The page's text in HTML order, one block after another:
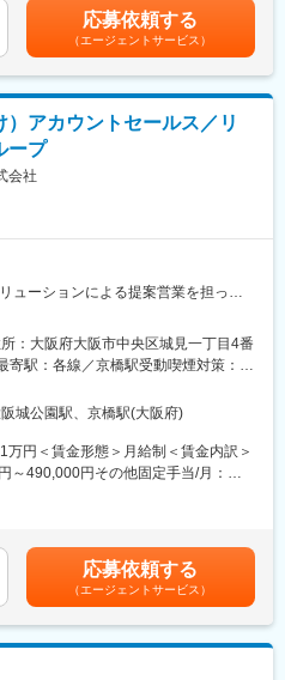
長→支社長
ルとして公共・自治体向けの営業を
献性の高い仕事に携わることができ
務
異なりますが、年間２～５億規模の
発、財務会計システム、クラウド基
トワーク、セキュリティ等
様「電子申請システム」、国立研究
雇用支援機構様「財務会計システ
。
たな国策投資が活発で、今後も成長
献できる、公共性の高さと大規模案
りがいを実感できる。
積極的に活用するなど、新技術の導
ら、新たな商材・サービスの創出に
。
と、長年培ってきたITノウハウ
値創造モデル「BluStellar」）を活
935.2万円 ～担当(リーダー候補)・主
賞与：年2回マネージャー 昇給：
くまでも目安の金額であり、選考を
ます。月給(月額)は固定手当を含めた
応募依頼する
（エージェントサービス）
）アカウントセールス／リ
ープ
会社
ューションによる提案営業を担って
り口とした住民情報システムや内部情
を提案する営業業務を担っていただ
テム提案にとどまらずインフラ系や
ョンといったお客様の課題解決のた
を取扱い提案します。
様への訪問による営業活動が主体と
市除く）。
の2府4県（大阪府・京都府・兵庫
情報システム部門及び各原課、図書
：大阪府大阪市中央区城見一丁目4番
寄駅：各線／京橋駅受動喫煙対策：敷
社の定める事業所（リモートワーク
城公園駅、京橋駅(大阪府)
万円＜賃金形態＞月給制＜賃金内訳＞
～490,000円その他固定手当/月：
935.2万円 ～担当(リーダー候補)・主
賞与：年2回マネージャー 昇給：
くまでも目安の金額であり、選考を
ます。月給(月額)は固定手当を含めた
応募依頼する
（エージェントサービス）